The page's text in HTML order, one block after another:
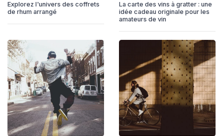
Explorez l'univers des coffrets
de rhum arrangé
La carte des vins à gratter : une
idée cadeau originale pour les
amateurs de vin